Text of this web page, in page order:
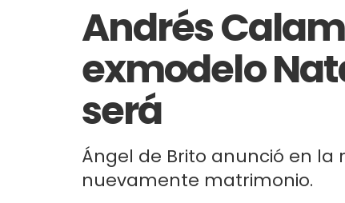
Andrés
exmodelo
será
Ángel de Brito anunció en la
nuevamente matrimonio.